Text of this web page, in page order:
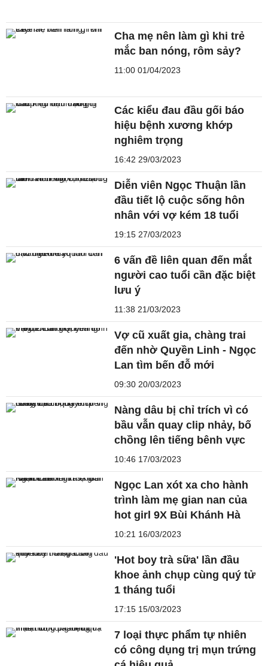
Cha mẹ nên làm gì khi trẻ
mắc ban nóng, rôm sảy?
11:00 01/04/2023
Các kiểu đau đầu gối báo
hiệu bệnh xương khớp
nghiêm trọng
16:42 29/03/2023
Diễn viên Ngọc Thuận lần
đầu tiết lộ cuộc sống hôn
nhân với vợ kém 18 tuổi
19:15 27/03/2023
6 vấn đề liên quan đến mắt
người cao tuổi cần đặc biệt
lưu ý
11:38 21/03/2023
Vợ cũ xuất gia, chàng trai
đến nhờ Quyền Linh - Ngọc
Lan tìm bến đỗ mới
09:30 20/03/2023
Nàng dâu bị chỉ trích vì có
bầu vẫn quay clip nhảy, bố
chồng lên tiếng bênh vực
10:46 17/03/2023
Ngọc Lan xót xa cho hành
trình làm mẹ gian nan của
hot girl 9X Bùi Khánh Hà
10:21 16/03/2023
'Hot boy trà sữa' lần đầu
khoe ảnh chụp cùng quý tử
1 tháng tuổi
17:15 15/03/2023
7 loại thực phẩm tự nhiên
có công dụng trị mụn trứng